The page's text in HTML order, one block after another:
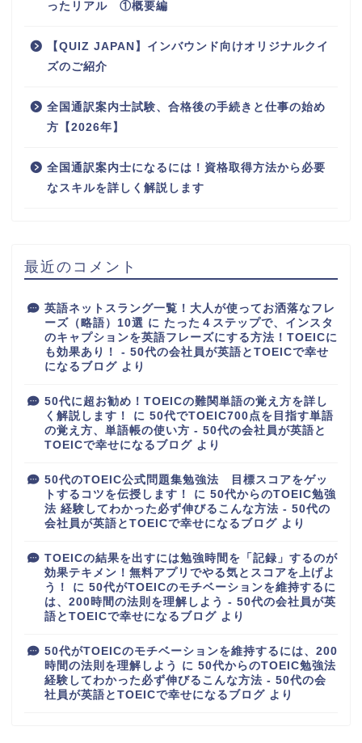
ったリアル ①概要編
【QUIZ JAPAN】インバウンド向けオリジナルクイ
ズのご紹介
全国通訳案内士試験、合格後の手続きと仕事の始め
方【2026年】
全国通訳案内士になるには！資格取得方法から必要
なスキルを詳しく解説します
最近のコメント
英語ネットスラング一覧！大人が使ってお洒落なフレ
ーズ（略語）10選 に たった４ステップで、インスタ
のキャプションを英語フレーズにする方法！TOEICに
も効果あり！ - 50代の会社員が英語とTOEICで幸せ
になるブログ より
50代に超お勧め！TOEICの難関単語の覚え方を詳し
く解説します！
に 50代でTOEIC700点を目指す単語
の覚え方、単語帳の使い方 - 50代の会社員が英語と
TOEICで幸せになるブログ より
50代のTOEIC公式問題集勉強法 目標スコアをゲッ
トするコツを伝授します！
に 50代からのTOEIC勉強
法 経験してわかった必ず伸びるこんな方法 - 50代の
会社員が英語とTOEICで幸せになるブログ より
TOEICの結果を出すには勉強時間を「記録」するのが
効果テキメン！無料アプリでやる気とスコアを上げよ
う！
に 50代がTOEICのモチベーションを維持するに
は、200時間の法則を理解しよう - 50代の会社員が英
語とTOEICで幸せになるブログ より
50代がTOEICのモチベーションを維持するには、200
時間の法則を理解しよう
に 50代からのTOEIC勉強法
経験してわかった必ず伸びるこんな方法 - 50代の会
社員が英語とTOEICで幸せになるブログ より